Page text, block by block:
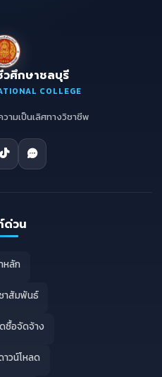
วศึกษาชลบุรี
COLLEGE
ามเป็นเลิศทางวิชาชีพ
ด่วน
หลัก
าสัมพันธ์
ซื้อจัดจ้าง
าวน์โหลด